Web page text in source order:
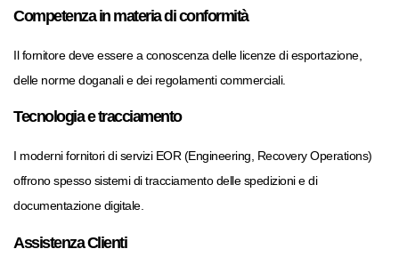
Competenza in materia di conformità
Il fornitore deve essere a conoscenza delle licenze di esportazione,
delle norme doganali e dei regolamenti commerciali.
Tecnologia e tracciamento
I moderni fornitori di servizi EOR (Engineering, Recovery Operations)
offrono spesso sistemi di tracciamento delle spedizioni e di
documentazione digitale.
Assistenza Clienti